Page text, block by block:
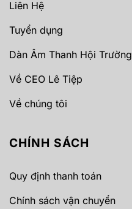
Liên Hệ
Tuyển dụng
Dàn Âm Thanh Hội Trường
Về CEO Lê Tiệp
Về chúng tôi
CHÍNH SÁCH
Quy định thanh toán
Chính sách vận chuyển